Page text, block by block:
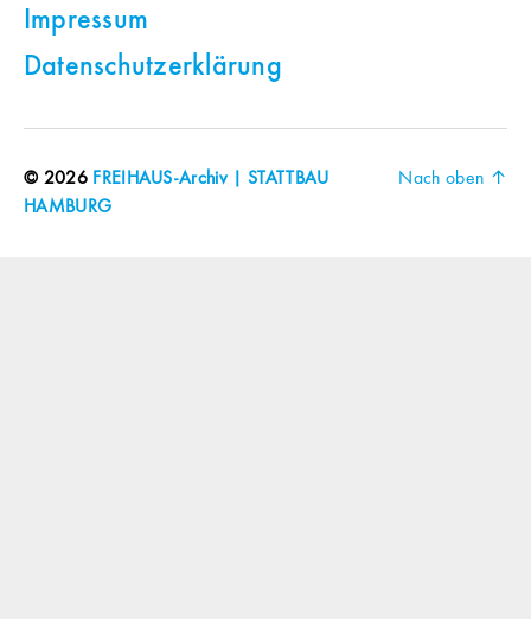
Impressum
Datenschutzerklärung
© 2026 FREIHAUS-Archiv | STATTBAU
HAMBURG
Nach oben ↑